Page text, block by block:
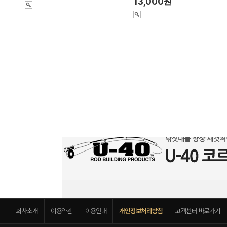
회사소개 이용약관 이용안내 개인정보처리방침 고객센터 바로가기